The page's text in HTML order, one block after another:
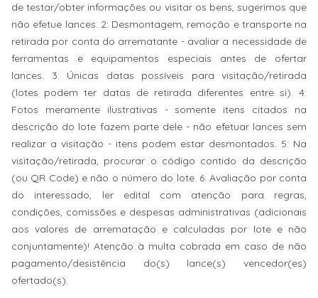
de testar/obter informações ou visitar os bens, sugerimos que
não efetue lances. 2: Desmontagem, remoção e transporte na
retirada por conta do arrematante - avaliar a necessidade de
ferramentas e equipamentos especiais antes de ofertar
lances. 3: Únicas datas possíveis para visitação/retirada
(lotes podem ter datas de retirada diferentes entre si). 4:
Fotos meramente ilustrativas - somente itens citados na
descrição do lote fazem parte dele - não efetuar lances sem
realizar a visitação - itens podem estar desmontados. 5: Na
visitação/retirada, procurar o código contido da descrição
(ou QR Code) e não o número do lote. 6: Avaliação por conta
do interessado, ler edital com atenção para regras,
condições, comissões e despesas administrativas (adicionais
aos valores de arrematação e calculadas por lote e não
conjuntamente)! Atenção à multa cobrada em caso de não
pagamento/desistência do(s) lance(s) vencedor(es)
ofertado(s).